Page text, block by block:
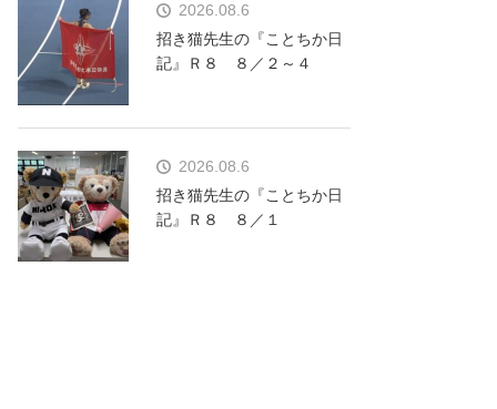
2026.08.6
招き猫先生の『ことちか日
記』Ｒ８ ８／２～４
2026.08.6
招き猫先生の『ことちか日
記』Ｒ８ ８／１